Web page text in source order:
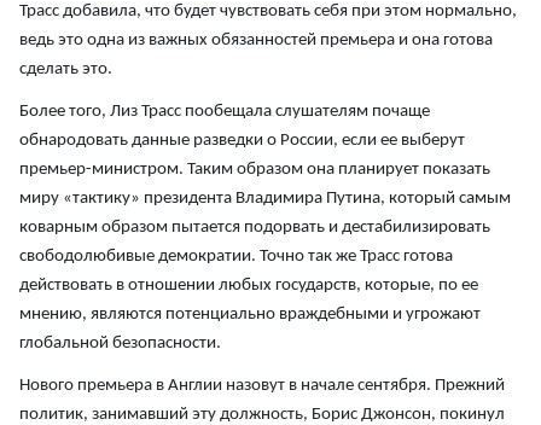
Трасс добавила, что будет чувствовать себя при этом нормально,
ведь это одна из важных обязанностей премьера и она готова
сделать это.
Более того, Лиз Трасс пообещала слушателям почаще
обнародовать данные разведки о России, если ее выберут
премьер-министром. Таким образом она планирует показать
миру «тактику» президента Владимира Путина, который самым
коварным образом пытается подорвать и дестабилизировать
свободолюбивые демократии. Точно так же Трасс готова
действовать в отношении любых государств, которые, по ее
мнению, являются потенциально враждебными и угрожают
глобальной безопасности.
Нового премьера в Англии назовут в начале сентября. Прежний
политик, занимавший эту должность, Борис Джонсон, покинул